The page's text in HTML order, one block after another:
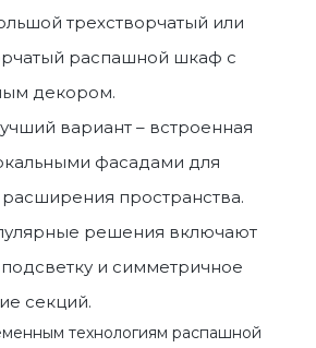
трехстворчатый или
распашной шкаф с
декором.
вариант – встроенная
фасадами для
расширения пространства.
решения включают
и симметричное
секций.
технологиям распашной